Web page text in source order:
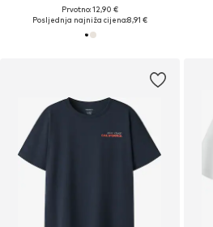
Prvotno: 12,90 €
Posljednja najniža cijena:8,91 €